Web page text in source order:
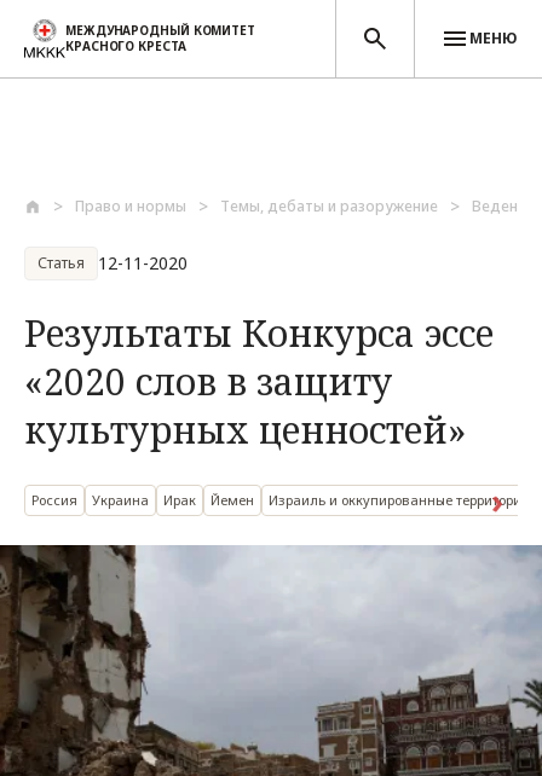
МЕЖДУНАРОДНЫЙ КОМИТЕТ
КРАСНОГО КРЕСТА
МЕНЮ
Право и нормы Темы, дебаты и разоружение Ведение
Статья 12-11-2020
Результаты Конкурса эссе
«2020 слов в защиту
культурных ценностей»
Россия Украина Ирак Йемен Израиль и оккупированные территории